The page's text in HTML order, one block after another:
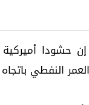
حشودا أميركية
النفطي